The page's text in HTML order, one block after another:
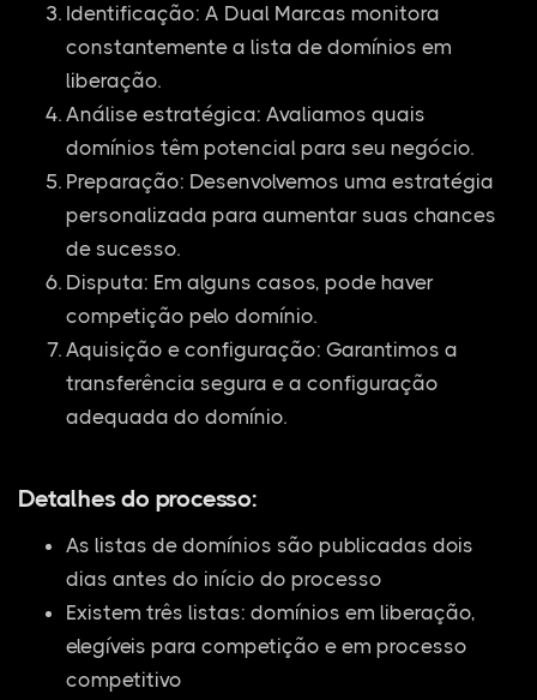
Identificação: A Dual Marcas monitora
constantemente a lista de domínios em
liberação.
Análise estratégica: Avaliamos quais
domínios têm potencial para seu negócio.
Preparação: Desenvolvemos uma estratégia
personalizada para aumentar suas chances
de sucesso.
Disputa: Em alguns casos, pode haver
competição pelo domínio.
Aquisição e configuração: Garantimos a
transferência segura e a configuração
adequada do domínio.
Detalhes do processo:
As listas de domínios são publicadas dois
dias antes do início do processo
Existem três listas: domínios em liberação,
elegíveis para competição e em processo
competitivo